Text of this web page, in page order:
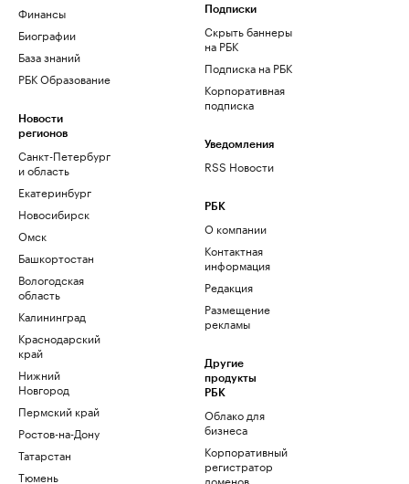
Финансы
Биографии
База знаний
РБК Образование
Новости
регионов
Санкт-Петербург
и область
Екатеринбург
Новосибирск
Омск
Башкортостан
Вологодская
область
Калининград
Краснодарский
край
Нижний
Новгород
Пермский край
Ростов-на-Дону
Татарстан
Тюмень
Подписки
Скрыть баннеры
на РБК
Подписка на РБК
Корпоративная
подписка
Уведомления
RSS Новости
РБК
О компании
Контактная
информация
Редакция
Размещение
рекламы
Другие
продукты
РБК
Облако для
бизнеса
Корпоративный
регистратор
доменов